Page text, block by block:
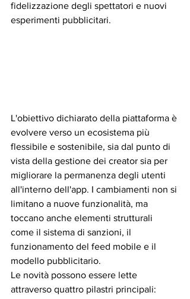
fidelizzazione degli spettatori e nuovi
esperimenti pubblicitari.
L'obiettivo dichiarato della piattaforma è
evolvere verso un ecosistema più
flessibile e sostenibile, sia dal punto di
vista della gestione dei creator sia per
migliorare la permanenza degli utenti
all'interno dell'app. I cambiamenti non si
limitano a nuove funzionalità, ma
toccano anche elementi strutturali
come il sistema di sanzioni, il
funzionamento del feed mobile e il
modello pubblicitario.
Le novità possono essere lette
attraverso quattro pilastri principali: